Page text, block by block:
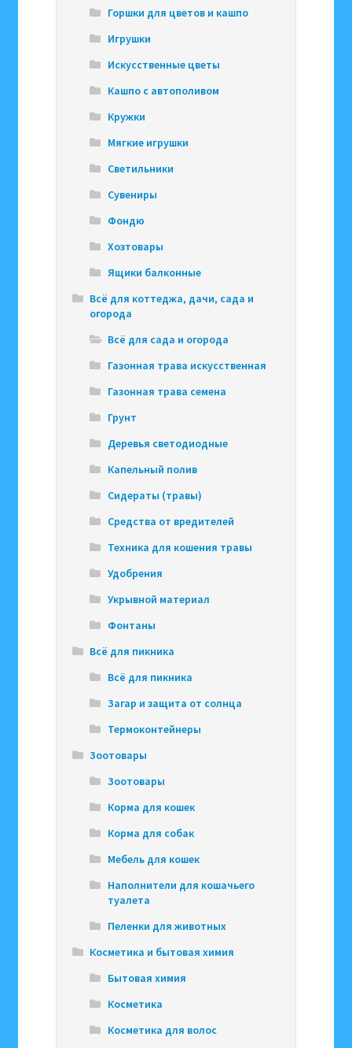
Горшки для цветов и кашпо
Игрушки
Искусственные цветы
Кашпо с автополивом
Кружки
Мягкие игрушки
Светильники
Сувениры
Фондю
Хозтовары
Ящики балконные
Всё для коттеджа, дачи, сада и
огорода
Всё для сада и огорода
Газонная трава искусственная
Газонная трава семена
Грунт
Деревья светодиодные
Капельный полив
Сидераты (травы)
Средства от вредителей
Техника для кошения травы
Удобрения
Укрывной материал
Фонтаны
Всё для пикника
Всё для пикника
Загар и защита от солнца
Термоконтейнеры
Зоотовары
Зоотовары
Корма для кошек
Корма для собак
Мебель для кошек
Наполнители для кошачьего
туалета
Пеленки для животных
Косметика и бытовая химия
Бытовая химия
Косметика
Косметика для волос